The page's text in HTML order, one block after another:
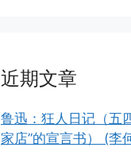
近期文章
鲁迅：狂人日记（五
家店”的宣言书） (李